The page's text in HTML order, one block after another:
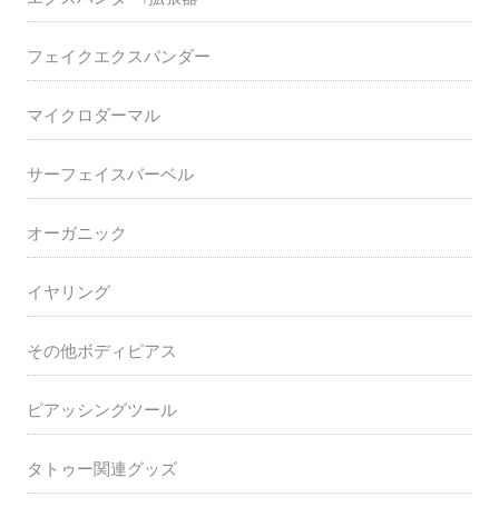
フェイクエクスパンダー
マイクロダーマル
サーフェイスバーベル
オーガニック
イヤリング
その他ボディピアス
ピアッシングツール
タトゥー関連グッズ